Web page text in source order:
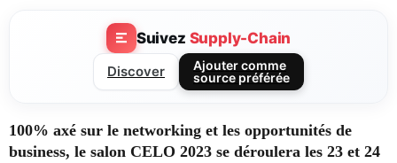
Suivez Supply-Chain
Discover
Ajouter comme
source préférée
100% axé sur le networking et les opportunités de
business, le salon CELO 2023 se déroulera les 23 et 24